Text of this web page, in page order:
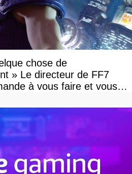
chose de
» Le directeur de FF7
à vous faire et vous